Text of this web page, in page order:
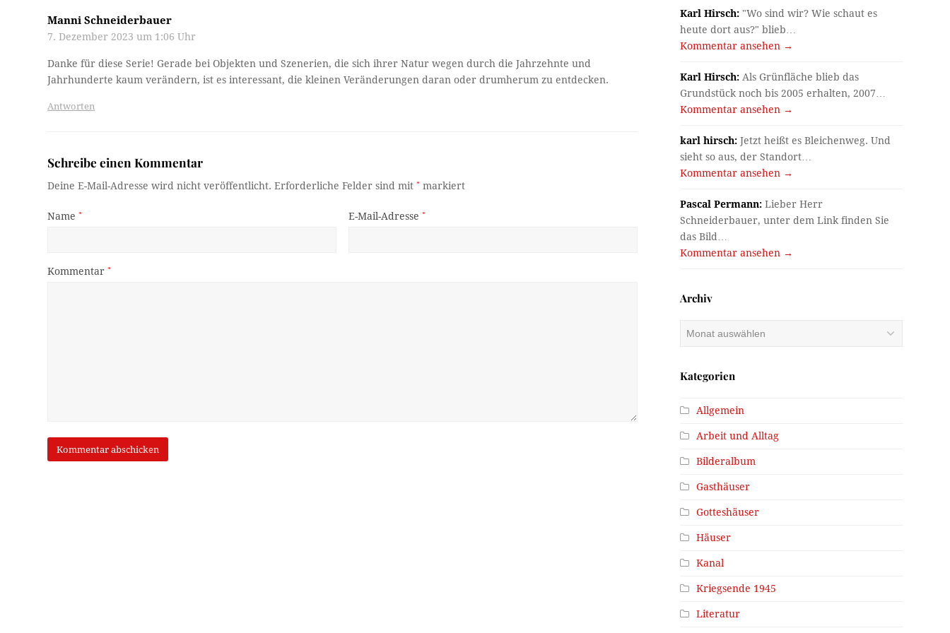
Manni Schneiderbauer
7. Dezember 2023 um 1:06 Uhr
Danke für diese Serie! Gerade bei Objekten und Szenerien, die sich ihrer Natur wegen durch die Jahrzehnte und
Jahrhunderte kaum verändern, ist es interessant, die kleinen Veränderungen daran oder drumherum zu entdecken.
Antworten
Schreibe einen Kommentar
Deine E-Mail-Adresse wird nicht veröffentlicht. Erforderliche Felder sind mit* markiert
Name* E-Mail-Adresse *
Kommentar*
Karl Hirsch: "Wo sind wir? Wie schaut es
heute dort aus?" blieb…
Kommentar ansehen →
Karl Hirsch: Als Grünfläche blieb das
Grundstück noch bis 2005 erhalten, 2007…
Kommentar ansehen →
karl hirsch: Jetzt heißt es Bleichenweg. Und
sieht so aus, der Standort…
Kommentar ansehen →
Pascal Permann: Lieber Herr
Schneiderbauer, unter dem Link finden Sie
das Bild…
Kommentar ansehen →
Archiv
Kategorien
Allgemein
Arbeit und Alltag
Bilderalbum
Gasthäuser
Gotteshäuser
Häuser
Kanal
Kriegsende 1945
Literatur